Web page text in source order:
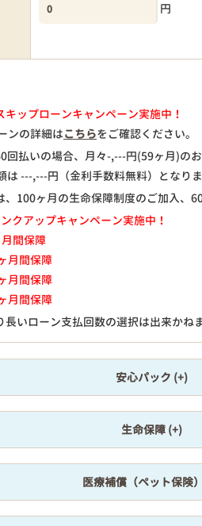
円
ップローンキャンペーン実施中！
ンの詳細はこちらをご確認ください。
回払いの場合、月々-,---円(59ヶ月)の
は ---,---円（金利手数料無料）となり
、100ヶ月の生命保障制度のご加入、
クアップキャンペーン実施中！
間保障
月間保障
月間保障
月間保障
長いローン支払回数の選択は出来かね
安心パック
生命保障
医療補償（ペット保険